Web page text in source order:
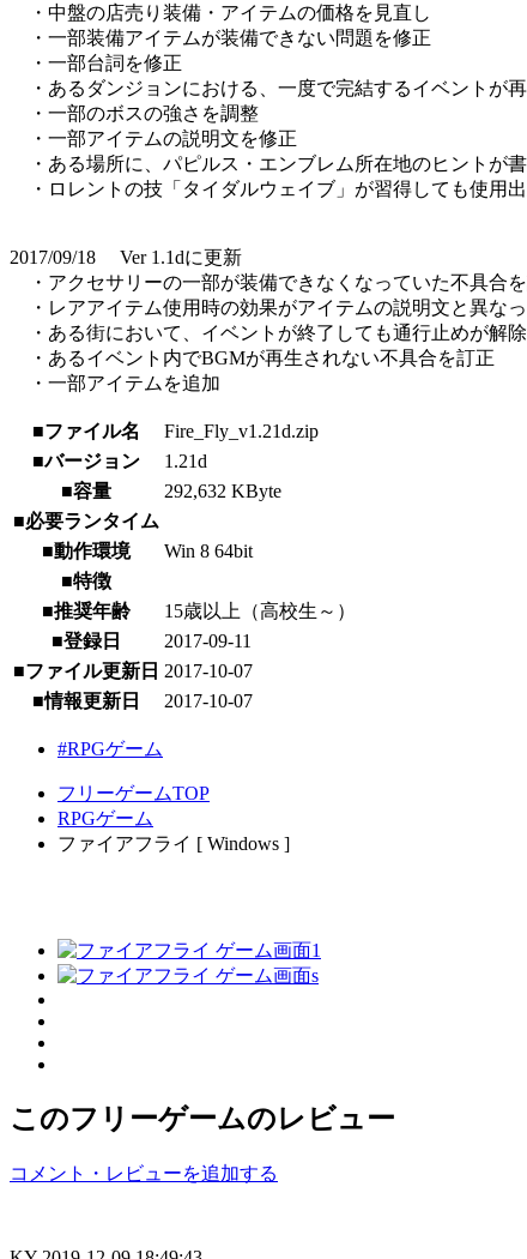
・中盤の店売り装備・アイテムの価格を見直し
・一部装備アイテムが装備できない問題を修正
・一部台詞を修正
・あるダンジョンにおける、一度で完結するイベントが
・一部のボスの強さを調整
・一部アイテムの説明文を修正
・ある場所に、パピルス・エンブレム所在地のヒントが
・ロレントの技「タイダルウェイブ」が習得しても使用
2017/09/18 Ver 1.1dに更新
・アクセサリーの一部が装備できなくなっていた不具合
・レアアイテム使用時の効果がアイテムの説明文と異な
・ある街において、イベントが終了しても通行止めが解
・あるイベント内でBGMが再生されない不具合を訂正
・一部アイテムを追加
■ファイル名
Fire_Fly_v1.21d.zip
■バージョン
1.21d
■容量
292,632 KByte
■必要ランタイム
■動作環境
Win 8 64bit
■特徴
■推奨年齢
15歳以上（高校生～）
■登録日
2017-09-11
■ファイル更新日 2017-10-07
■情報更新日
2017-10-07
#RPGゲーム
フリーゲームTOP
RPGゲーム
ファイアフライ [ Windows ]
このフリーゲームのレビュー
コメント・レビューを追加する